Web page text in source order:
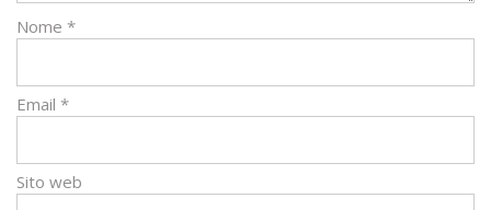
Nome *
Email *
Sito web